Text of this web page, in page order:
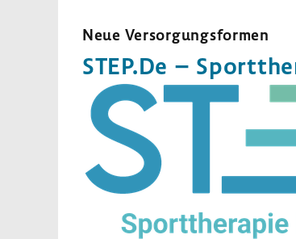
hier:
Neue Versor­gungs­formen
STEP.De –